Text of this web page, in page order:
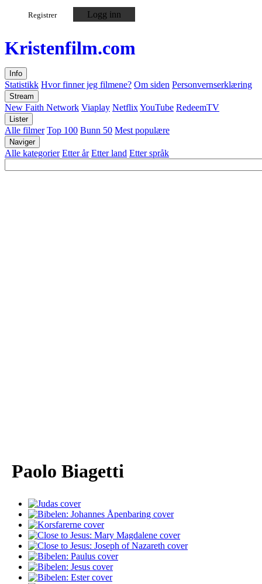
Registrer Logg inn
Kristenfilm.com
Info
Statistikk Hvor finner jeg filmene? Om siden Personvernserklæring
Stream
New Faith Network Viaplay NetflixYouTube RedeemTV
Lister
Alle filmer Top 100 Bunn 50 Mest populære
Naviger
Alle kategorier Etter år Etter land Etter språk
Paolo Biagetti